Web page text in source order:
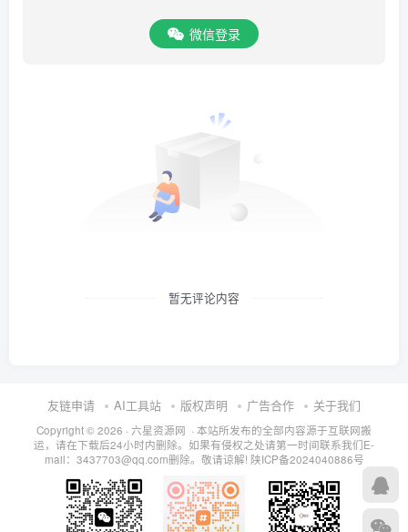
微信登录
暂无评论内容
友链申请 AI工具站 版权声明 广告合作 关于我们
Copyright © 2026 · 六星资源网 · 本站所发布的全部内容源于互联网搬
运，请在下载后24小时内删除。如果有侵权之处请第一时间联系我们E-
mail：3437703@qq.com删除。敬请谅解! 陕ICP备2024040886号